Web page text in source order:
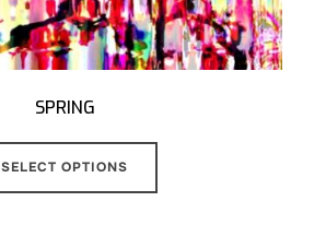
SPRING
SELECT OPTIONS